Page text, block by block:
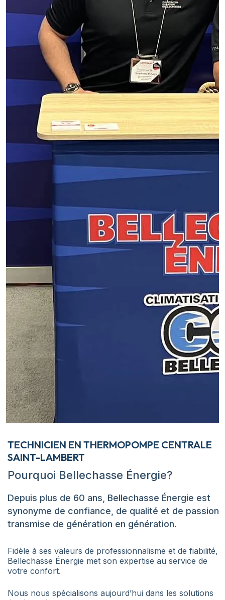
TECHNICIEN EN THERMOPOMPE CENTRALE
SAINT-LAMBERT
Pourquoi Bellechasse Énergie?
Depuis plus de 60 ans, Bellechasse Énergie est
synonyme de confiance, de qualité et de passion
transmise de génération en génération.
Fidèle à ses valeurs de professionnalisme et de fiabilité,
Bellechasse Énergie met son expertise au service de
votre confort.
Nous nous spécialisons aujourd’hui dans les solutions